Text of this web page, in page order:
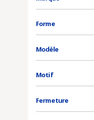
Forme
Modèle
Motif
Fermeture